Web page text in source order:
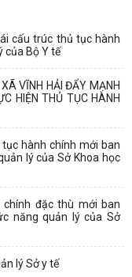
cấu trúc thủ tục hành
của Bộ Y tế
VĨNH HẢI ĐẨY MẠNH
HIỆN THỦ TỤC HÀNH
hành chính mới ban
lý của Sở Khoa học
đặc thù mới ban
năng quản lý của Sở
lý Sở y tế